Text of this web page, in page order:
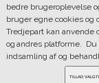
bedre brugeroplevelse
bruger egne cookies og
Tredjepart kan anvende
og andres platforme.
indsamling af og
TILLAD